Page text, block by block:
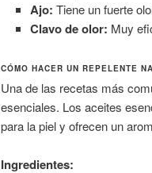
Ajo: Tiene un fuerte
Clavo de olor: Muy
CÓMO HACER UN REPELENTE
Una de las recetas más
esenciales. Los aceites
para la piel y ofrecen un
Ingredientes: